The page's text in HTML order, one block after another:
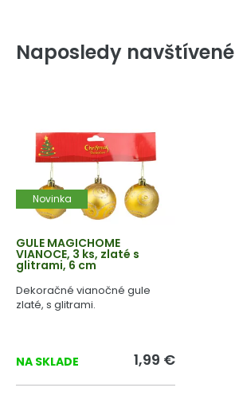
Naposledy navštívené
Novinka
GULE MAGICHOME
VIANOCE, 3 ks, zlaté s
glitrami, 6 cm
Dekoračné vianočné gule
zlaté, s glitrami.
NA SKLADE 1,99 €